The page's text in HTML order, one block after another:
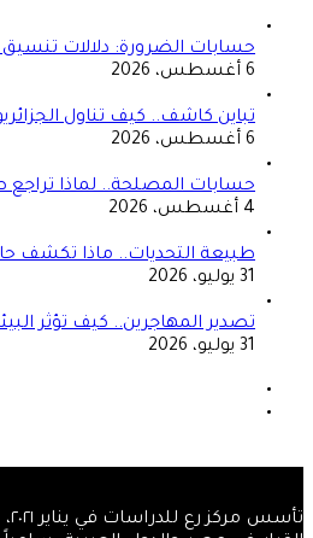
حسابات الضرورة: دلالات تنسيق الثانوية العامة
6 أغسطس، 2026
تباين كاشف.. كيف تناول
6 أغسطس، 2026
حسابات المصلحة.. لماذا تراجع
4 أغسطس، 2026
طبيعة التحديات.. ماذا تكشف
31 يوليو، 2026
تصدير المهاجرين.. كيف تؤثر
31 يوليو، 2026